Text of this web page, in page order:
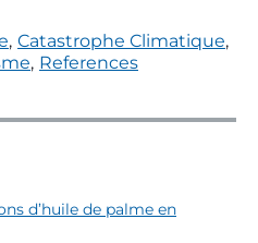
, Catastrophe Climatique,
, References
d’huile de palme en